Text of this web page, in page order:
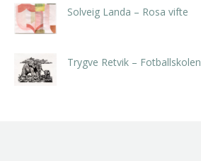
Solveig Landa – Rosa vifte
Trygve Retvik – Fotballskolen